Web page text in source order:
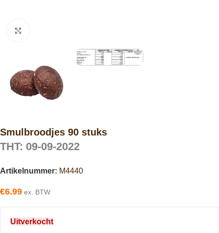
Smulbroodjes 90 stuks
THT: 09-09-2022
Artikelnummer: M4440
€6.99 ex. BTW
Uitverkocht